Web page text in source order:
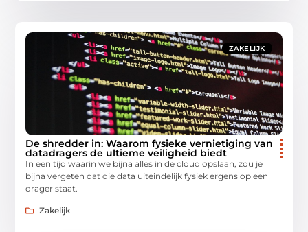
ZAKELIJK
De shredder in: Waarom fysieke vernietiging van
datadragers de ultieme veiligheid biedt
In een tijd waarin we bijna alles in de cloud opslaan, zou je
bijna vergeten dat die data uiteindelijk fysiek ergens op een
drager staat.
Zakelijk